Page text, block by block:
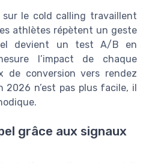
sur le cold calling travaillent
athlètes répètent un geste
devient un test A/B en
l’impact de chaque
de conversion vers rendez
2026 n’est pas plus facile, il
grâce aux signaux